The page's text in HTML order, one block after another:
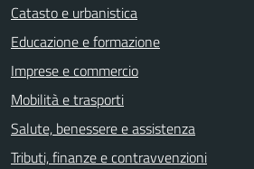
Catasto e urbanistica
Educazione e formazione
Imprese e commercio
Mobilità e trasporti
Salute, benessere e assistenza
Tributi, finanze e contravvenzioni